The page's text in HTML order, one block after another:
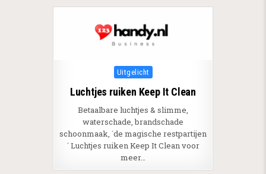
Posted in
Uitgelicht
Luchtjes ruiken Keep It Clean
Betaalbare luchtjes & slimme,
waterschade, brandschade
schoonmaak, ´de magische restpartijen
´ Luchtjes ruiken Keep It Clean voor
meer…